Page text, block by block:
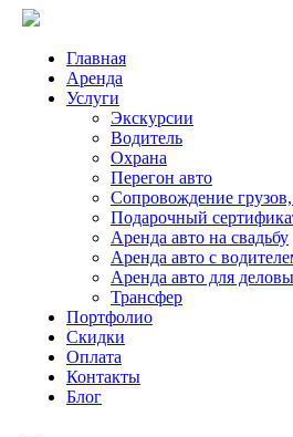
Главная
Аренда
Услуги
Экскурсии
Водитель
Охрана
Перегон авто
Сопровождение
Подарочный
Аренда авто на свадьбу
Аренда авто с
Аренда авто для
Трансфер
Портфолио
Скидки
Оплата
Контакты
Блог